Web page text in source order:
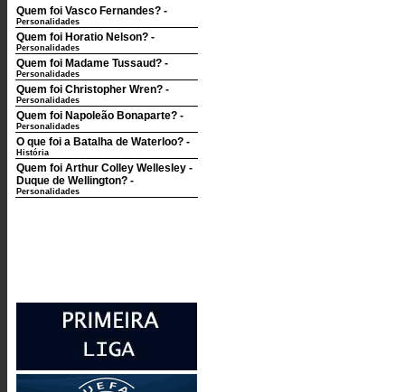
Quem foi Vasco Fernandes? -
Personalidades
Quem foi Horatio Nelson? -
Personalidades
Quem foi Madame Tussaud? -
Personalidades
Quem foi Christopher Wren? -
Personalidades
Quem foi Napoleão Bonaparte? -
Personalidades
O que foi a Batalha de Waterloo? -
História
Quem foi Arthur Colley Wellesley -
Duque de Wellington? -
Personalidades